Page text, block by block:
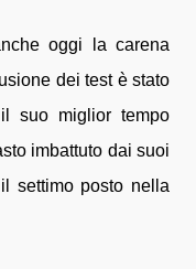
oggi la carena
dei test è stato
suo miglior tempo
imbattuto dai suoi
settimo posto nella